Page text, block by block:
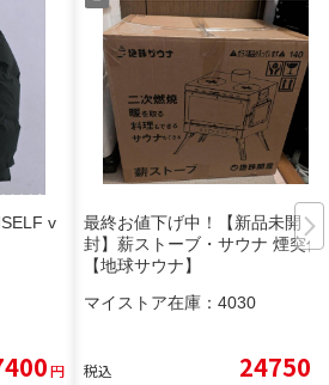
v
円
最終お値下げ中！【新品未開
封】薪ストーブ・サウナ 煙突付
【地球サウナ】
マイストア在庫： 4030
税込 24750